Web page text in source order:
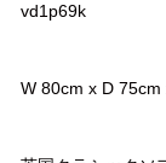
vd1p69k
W 80cm x D